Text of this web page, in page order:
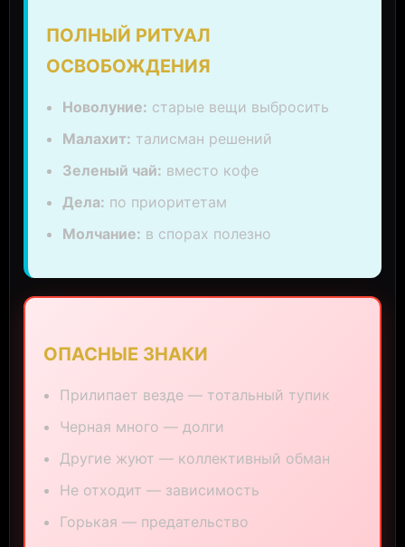
ПОЛНЫЙ РИТУАЛ
ОСВОБОЖДЕНИЯ
Новолуние: старые вещи выбросить
Малахит: талисман решений
Зеленый чай: вместо кофе
Дела: по приоритетам
Молчание: в спорах полезно
ОПАСНЫЕ ЗНАКИ
Прилипает везде — тотальный тупик
Черная много — долги
Другие жуют — коллективный обман
Не отходит — зависимость
Горькая — предательство